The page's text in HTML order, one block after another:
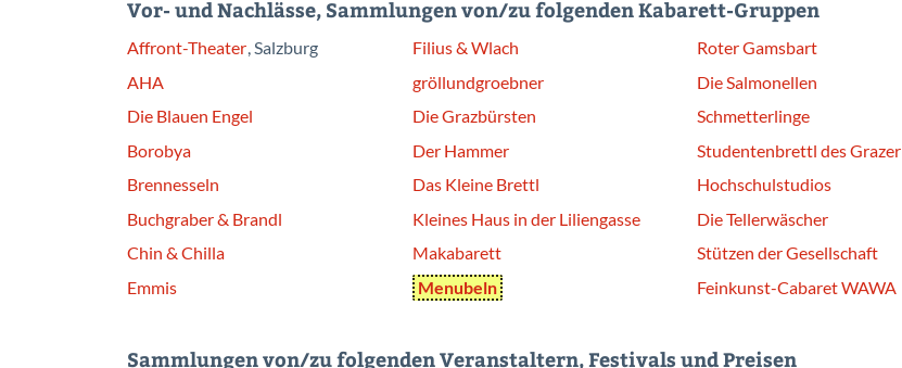
Vor- und Nachlässe, Sammlungen von/zu folgenden Kabarett-Gruppen
Affront-Theater, Salzburg
AHA
Die Blauen Engel
Borobya
Brennesseln
Buchgraber & Brandl
Chin & Chilla
Emmis
Filius & Wlach
gröllundgroebner
Die Grazbürsten
Der Hammer
Das Kleine Brettl
Kleines Haus in der Liliengasse
Makabarett
Menubeln
Roter Gamsbart
Die Salmonellen
Schmetterlinge
Studentenbrettl des Grazer
Hochschulstudios
Die Tellerwäscher
Stützen der Gesellschaft
Feinkunst-Cabaret WAWA
Sammlungen von/zu folgenden Veranstaltern, Festivals und Preisen